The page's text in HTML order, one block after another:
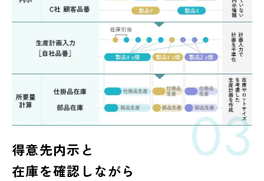
03
得意先内示と
在庫を確認しながら